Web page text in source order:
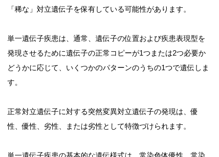
「稀な」対立遺伝子を保有している可能性があります。
単一遺伝子疾患は、通常、遺伝子の位置および疾患表現型を
発現させるために遺伝子の正常コピーが1つまたは2つ必要か
どうかに応じて、いくつかのパターンのうちの1つで遺伝しま
す。
正常対立遺伝子に対する突然変異対立遺伝子の発現は、優
性、優性、劣性、または劣性として特徴づけられます。